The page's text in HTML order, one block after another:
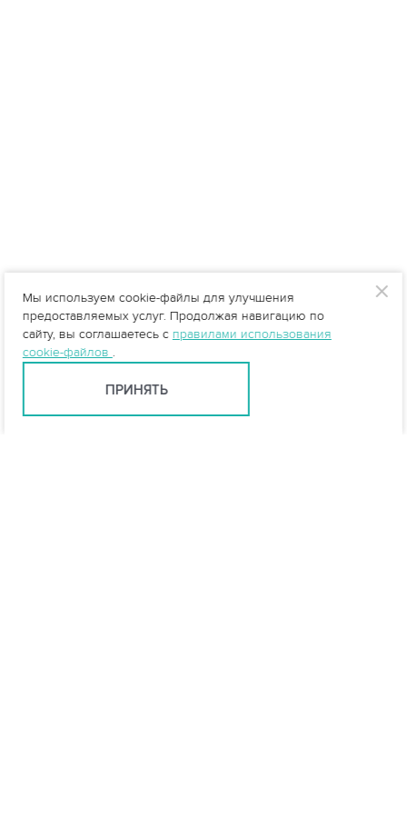
Мы используем cookie-файлы для улучшения
предоставляемых услуг. Продолжая навигацию по
сайту, вы соглашаетесь с правилами использования
cookie-файлов .
ПРИНЯТЬ